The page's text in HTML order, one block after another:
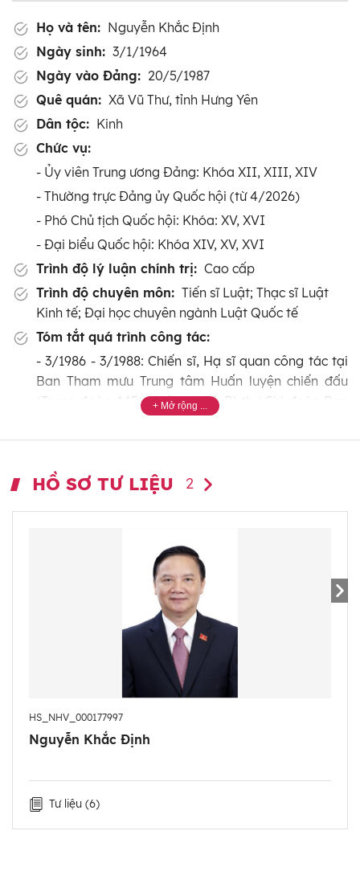
Họ và tên: Nguyễn Khắc Định
Ngày sinh: 3/1/1964
Ngày vào Đảng: 20/5/1987
Quê quán: Xã Vũ Thư, tỉnh Hưng Yên
Dân tộc: Kinh
Chức vụ:
- Ủy viên Trung ương Đảng: Khóa XII, XIII, XIV
- Thường trực Đảng ủy Quốc hội (từ 4/2026)
- Phó Chủ tịch Quốc hội: Khóa: XV, XVI
- Đại biểu Quốc hội: Khóa XIV, XV, XVI
Trình độ lý luận chính trị: Cao cấp
Trình độ chuyên môn: Tiến sĩ Luật; Thạc sĩ Luật
Kinh tế; Đại học chuyên ngành Luật Quốc tế
Tóm tắt quá trình công tác:
- 3/1986 - 3/1988: Chiến sĩ, Hạ sĩ quan công tác tại
Ban Tham mưu Trung tâm Huấn luyện chiến đấu
(Trung đoàn 445) Quân khu I; Bí thư Chi đoàn Ban
- 5/1988 - 9/1993: Giáo viên Luật Kinh tế, khoa Pháp
viên, Bí thư Chi bộ khoa Pháp luật Kinh tế, trường
hợp, Văn phòng Chính phủ.
- 12/1996 - 5/1998: Phó Vụ trưởng Vụ Tổng hợp, Văn
phòng Chính phủ; Bí thư Chi bộ.
- 6/1998 - 8/1999: Quyền Vụ trưởng Vụ Tổng hợp,
Văn phòng Chính phủ.
- 8/1999 - 4/2008: Vụ trưởng Vụ Tổng hợp Văn
phòng Chính phủ; Ủy viên Ban Chấp hành Đảng bộ
Văn phòng Chính phủ (từ 10/2002).
- 4/2008 - 11/2008: Vụ trưởng Vụ Thư ký-Biên tập,
Văn phòng Chính phủ; Ủy viên Ban Chấp hành Đảng
kiêm Vụ trưởng Vụ Thư ký-Biên tập, Văn phòng
Chính phủ; Ủy viên Ban Chấp hành Đảng bộ Văn
HỒ SƠ TƯ LIỆU 2
HS_NHV_000177997
Nguyễn Khắc Định
Tư liệu (6)